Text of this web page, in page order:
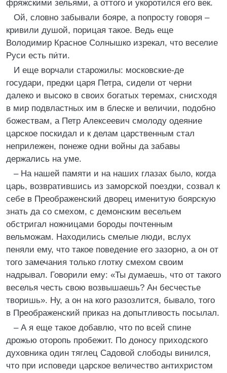
фряжскими зельями, а оттого и укоротился его век.
Ой, словно забывали бояре, а попросту говоря –
кривили душой, порицая такое. Ведь еще
Володимир Красное Солнышко изрекал, что веселие
Руси есть пи́ти.
И еще ворчали старожилы: московские-де
государи, предки царя Петра, сидели от черни
далеко и высоко в своих богатых теремах, снисходя
в мир подвластных им в блеске и величии, подобно
божествам, а Петр Алексеевич смолоду одеяние
царское поскидал и к делам царственным стал
неприлежен, понеже одни войны да забавы
держались на уме.
– На нашей памяти и на наших глазах было, когда
царь, возвратившись из заморской поездки, созвал к
себе в Преображенский дворец именитую боярскую
знать да со смехом, с демонским весельем
обстригал ножницами бороды почтенным
вельможам. Находились смелые люди, вслух
пеняли ему, что такое поведение его зазорно, а он от
того замечания только глотку смехом своим
надрывал. Говорили ему: «Ты думаешь, что от такого
веселья честь свою возвышаешь? Ан бесчестье
творишь». Ну, а он на кого разозлится, бывало, того
в Преображенский приказ на допытливость посылал.
– А я еще такое добавлю, что по всей спине
дрожью оторопь пробежит. По доносу приходского
духовника один тяглец Садовой слободы винился,
что при исповеди царское величество антихристом